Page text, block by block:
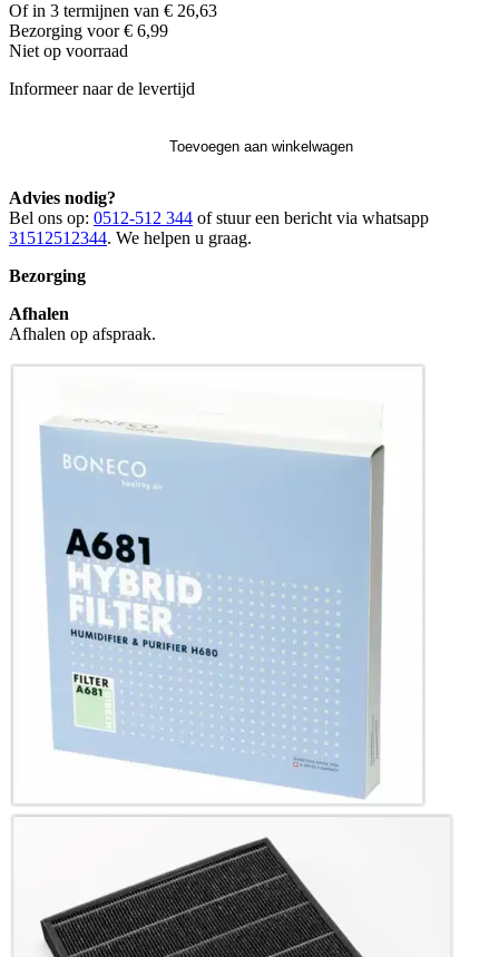
Of in 3 termijnen van € 26,63
Bezorging voor € 6,99
Niet op voorraad
Informeer naar de levertijd
Toevoegen aan winkelwagen
Advies nodig?
Bel ons op: 0512-512 344 of stuur een bericht via whatsapp
31512512344. We helpen u graag.
Bezorging
Afhalen
Afhalen op afspraak.